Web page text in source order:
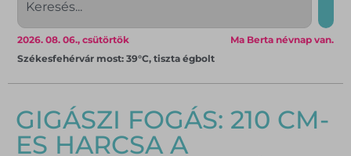
Ma Berta névnap van.
2026. 08. 06., csütörtök
Székesfehérvár most: 39°C, tiszta égbolt
GIGÁSZI FOGÁS: 210 CM-
ES HARCSA A